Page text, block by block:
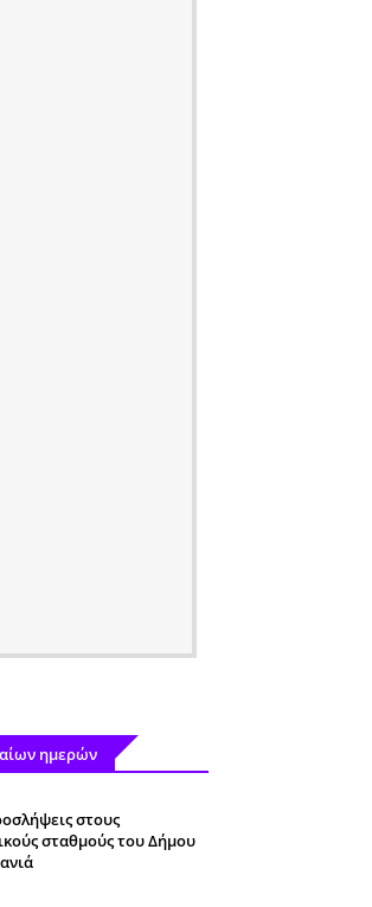
ημερών
στους
σταθμούς του Δήμου